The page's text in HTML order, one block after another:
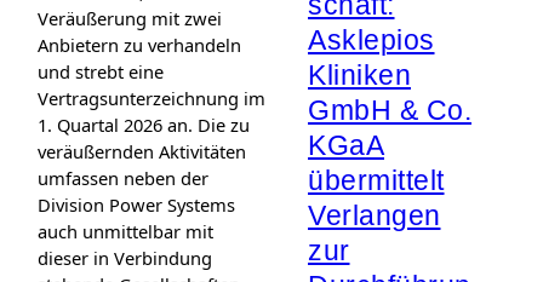
Veräußerung mit zwei
Anbietern zu verhandeln
und strebt eine
Vertragsunterzeichnung im
1. Quartal 2026 an. Die zu
veräußernden Aktivitäten
umfassen neben der
Division Power Systems
auch unmittelbar mit
dieser in Verbindung
Asklepios
Kliniken
GmbH & Co.
KGaA
übermittelt
Verlangen
zur